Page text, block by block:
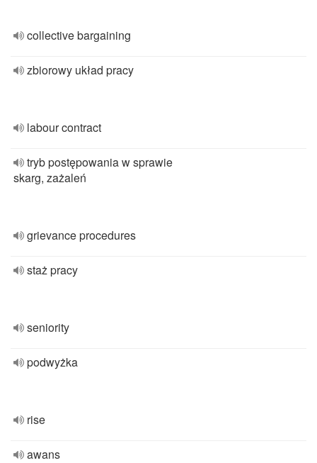
collective bargaining
zbiorowy układ pracy
labour contract
tryb postępowania w sprawie
skarg, zażaleń
grievance procedures
staż pracy
seniority
podwyżka
rise
awans